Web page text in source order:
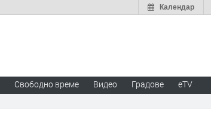
Календар
Свободно време Видео Градове eTV